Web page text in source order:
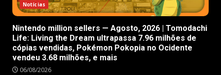
Notícias
Nintendo million sellers — Agosto, 2026 | Tomodachi
Life: Living the Dream ultrapassa 7.96 milhões de
cópias vendidas, Pokémon Pokopia no Ocidente
vendeu 3.68 milhões, e mais
06/08/2026